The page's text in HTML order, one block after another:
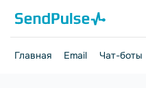
Главная Email Чат-боты